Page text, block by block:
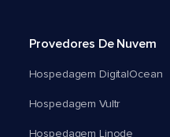
Provedores De Nuvem
Hospedagem DigitalOcean
Hospedagem Vultr
Hospedagem Linode